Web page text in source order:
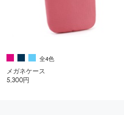
全4色
メガネケース
5,300円